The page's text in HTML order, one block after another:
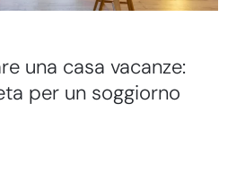
una casa vacanze:
per un soggiorno